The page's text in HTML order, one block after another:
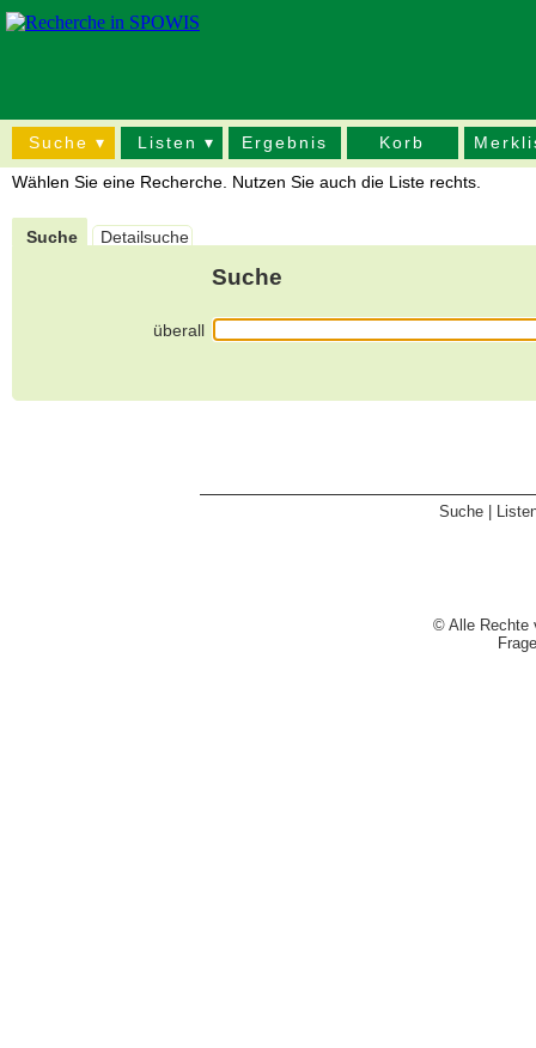
Suche ▾ Listen ▾ Ergebnis Korb
Wählen Sie eine Recherche. Nutzen Sie auch die Liste rechts.
Suche Detailsuche
Suche
überall
Suche|
© Alle Rechte